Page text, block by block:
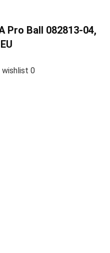
Pro Ball 082813-04,
0